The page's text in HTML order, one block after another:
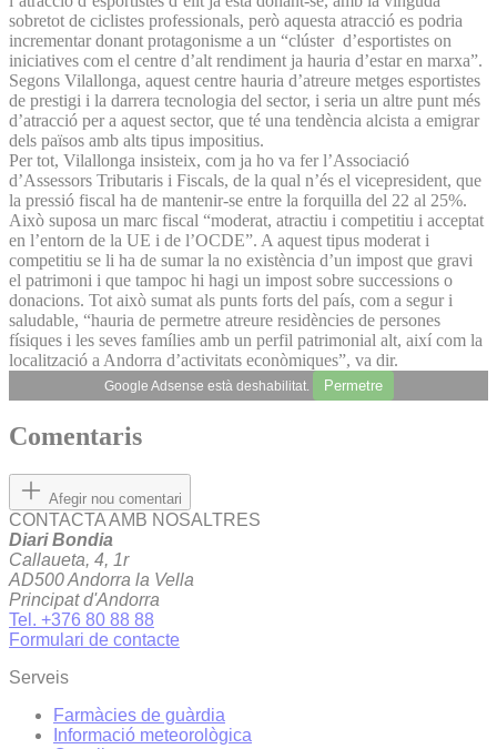
sobretot de ciclistes professionals, però aquesta atracció es podria
incrementar donant protagonisme a un “clúster d’esportistes on
iniciatives com el centre d’alt rendiment ja hauria d’estar en marxa”.
Segons Vilallonga, aquest centre hauria d’atreure metges esportistes
de prestigi i la darrera tecnologia del sector, i seria un altre punt més
d’atracció per a aquest sector, que té una tendència alcista a emigrar
dels països amb alts tipus impositius.
Per tot, Vilallonga insisteix, com ja ho va fer l’Associació
d’Assessors Tributaris i Fiscals, de la qual n’és el vicepresident, que
la pressió fiscal ha de mantenir-se entre la forquilla del 22 al 25%.
Això suposa un marc fiscal “moderat, atractiu i competitiu i acceptat
en l’entorn de la UE i de l’OCDE”. A aquest tipus moderat i
competitiu se li ha de sumar la no existència d’un impost que gravi
el patrimoni i que tampoc hi hagi un impost sobre successions o
donacions. Tot això sumat als punts forts del país, com a segur i
saludable, “hauria de permetre atreure residències de persones
físiques i les seves famílies amb un perfil patrimonial alt, així com la
localització a Andorra d’activitats econòmiques”, va dir.
Google Adsense està deshabilitat. Permetre
Comentaris
Afegir nou comentari
CONTACTA AMB NOSALTRES
Diari Bondia
Callaueta, 4, 1r
AD500 Andorra la Vella
Principat d'Andorra
Tel. +376 80 88 88
Formulari de contacte
Serveis
Farmàcies de guàrdia
Informació meteorològica